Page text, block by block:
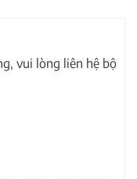
vui lòng liên hệ bộ